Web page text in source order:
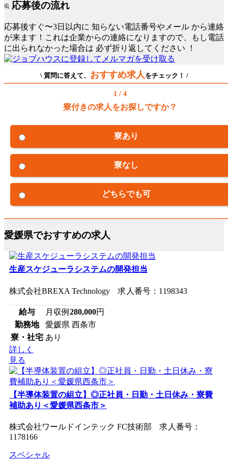
応募後の流れ
応募後すぐ〜3日以内に 知らない電話番号やメール から連絡
が来ます！これは企業からの連絡になりますので、もし電話
に出られなかった場合は 必ず折り返してください ！
\ 質問に答えて、 おすすめ求人をチェック！ /
1 / 4
寮付きの求人をお探しですか？
寮あり
寮なし
どちらでも可
愛媛県でおすすめの求人
生産スケジューラシステムの開発担当
株式会社BREXA Technology 求人番号：1198343
給与 月収例 280,000円
勤務地
愛媛県 西条市
寮・社宅 あり
詳しく
見る
【半導体装置の組立】◎正社員・日勤・土日休み・寮費
補助あり＜愛媛県西条市＞
株式会社ワールドインテック FC技術部 求人番号：
1178166
スペシャル